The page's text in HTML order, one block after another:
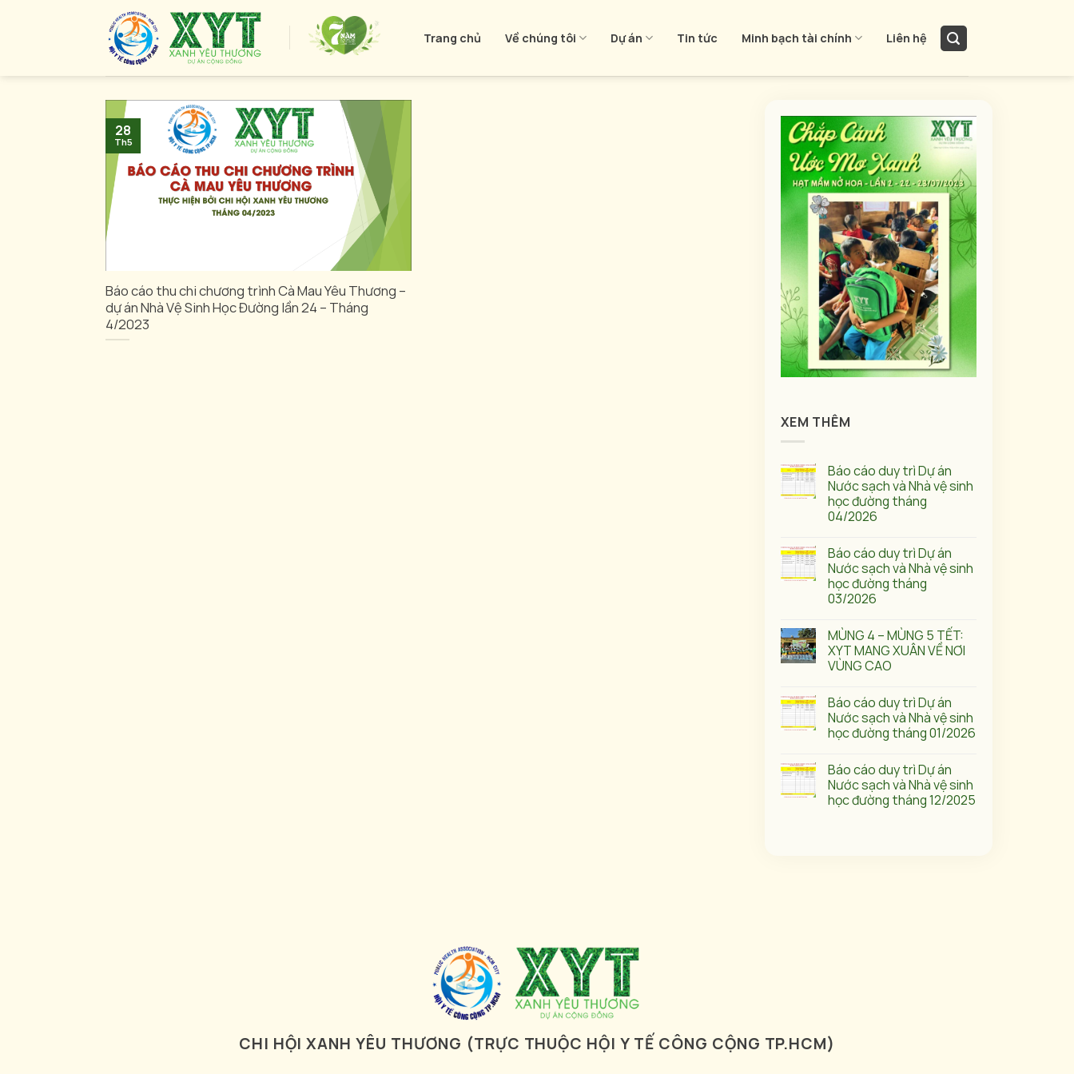
Trang chủ Về chúng tôi Dự án Tin tức Minh bạch tài chính Liên hệ
Báo cáo thu chi chương trình Cà Mau Yêu Thương –
dự án Nhà Vệ Sinh Học Đường lần 24 – Tháng
4/2023
28
Th5
XEM THÊM
Báo cáo duy trì Dự án
Nước sạch và Nhà vệ sinh
học đường tháng
04/2026
Báo cáo duy trì Dự án
Nước sạch và Nhà vệ sinh
học đường tháng
03/2026
MÙNG 4 – MÙNG 5 TẾT:
XYT MANG XUÂN VỀ NƠI
VÙNG CAO
Báo cáo duy trì Dự án
Nước sạch và Nhà vệ sinh
học đường tháng 01/2026
Báo cáo duy trì Dự án
Nước sạch và Nhà vệ sinh
học đường tháng 12/2025
CHI HỘI XANH YÊU THƯƠNG (TRỰC THUỘC HỘI Y TẾ CÔNG CỘNG TP.HCM)